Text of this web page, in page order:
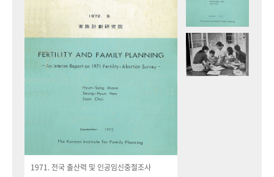
1971. 전국 출산력 및 인공임신중절조사